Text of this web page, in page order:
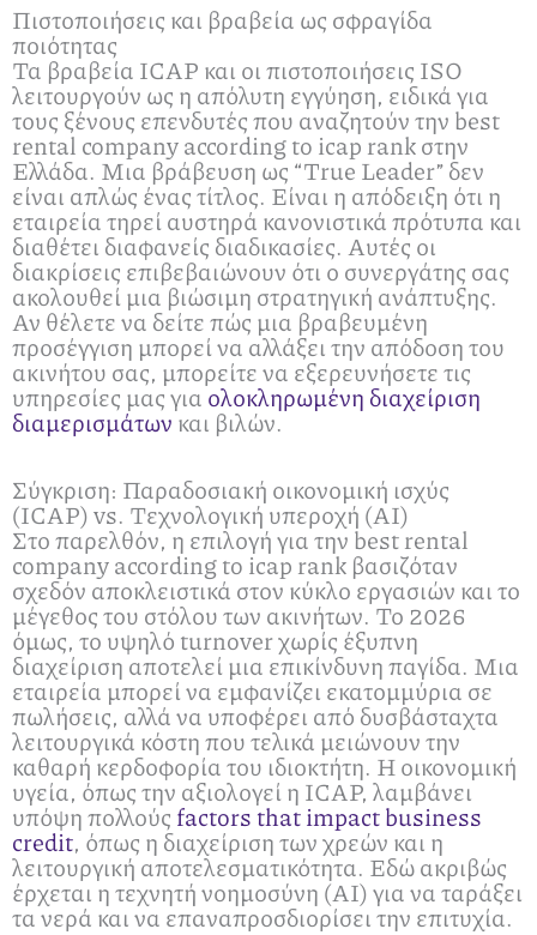
Πιστοποιήσεις και βραβεία ως σφραγίδα
ποιότητας
Τα βραβεία ICAP και οι πιστοποιήσεις ISO
λειτουργούν ως η απόλυτη εγγύηση, ειδικά για
τους ξένους επενδυτές που αναζητούν την best
rental company according to icap rank στην
Ελλάδα. Μια βράβευση ως “True Leader” δεν
είναι απλώς ένας τίτλος. Είναι η απόδειξη ότι η
εταιρεία τηρεί αυστηρά κανονιστικά πρότυπα και
διαθέτει διαφανείς διαδικασίες. Αυτές οι
διακρίσεις επιβεβαιώνουν ότι ο συνεργάτης σας
ακολουθεί μια βιώσιμη στρατηγική ανάπτυξης.
Αν θέλετε να δείτε πώς μια βραβευμένη
προσέγγιση μπορεί να αλλάξει την απόδοση του
ακινήτου σας, μπορείτε να εξερευνήσετε τις
υπηρεσίες μας γιαολοκληρωμένη διαχείριση
διαμερισμάτωνκαι βιλών.
Σύγκριση: Παραδοσιακή οικονομική ισχύς
(ICAP) vs. Τεχνολογική υπεροχή (AI)
Στο παρελθόν, η επιλογή για την best rental
company according to icap rank βασιζόταν
σχεδόν αποκλειστικά στον κύκλο εργασιών και το
μέγεθος του στόλου των ακινήτων. Το 2026
όμως, το υψηλό turnover χωρίς έξυπνη
διαχείριση αποτελεί μια επικίνδυνη παγίδα. Μια
εταιρεία μπορεί να εμφανίζει εκατομμύρια σε
πωλήσεις, αλλά να υποφέρει από δυσβάσταχτα
λειτουργικά κόστη που τελικά μειώνουν την
καθαρή κερδοφορία του ιδιοκτήτη. Η οικονομική
υγεία, όπως την αξιολογεί η ICAP, λαμβάνει
υπόψη πολλούς factors that impact business
credit, όπως η διαχείριση των χρεών και η
λειτουργική αποτελεσματικότητα. Εδώ ακριβώς
έρχεται η τεχνητή νοημοσύνη (AI) για να ταράξει
τα νερά και να επαναπροσδιορίσει την επιτυχία.